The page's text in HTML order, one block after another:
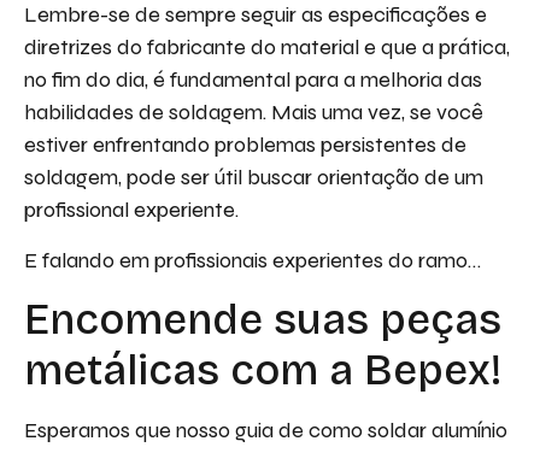
Lembre-se de sempre seguir as especificações e
diretrizes do fabricante do material e que a prática,
no fim do dia, é fundamental para a melhoria das
habilidades de soldagem. Mais uma vez, se você
estiver enfrentando problemas persistentes de
soldagem, pode ser útil buscar orientação de um
profissional experiente.
E falando em profissionais experientes do ramo…
Encomende suas peças
metálicas com a Bepex!
Esperamos que nosso guia de como soldar alumínio